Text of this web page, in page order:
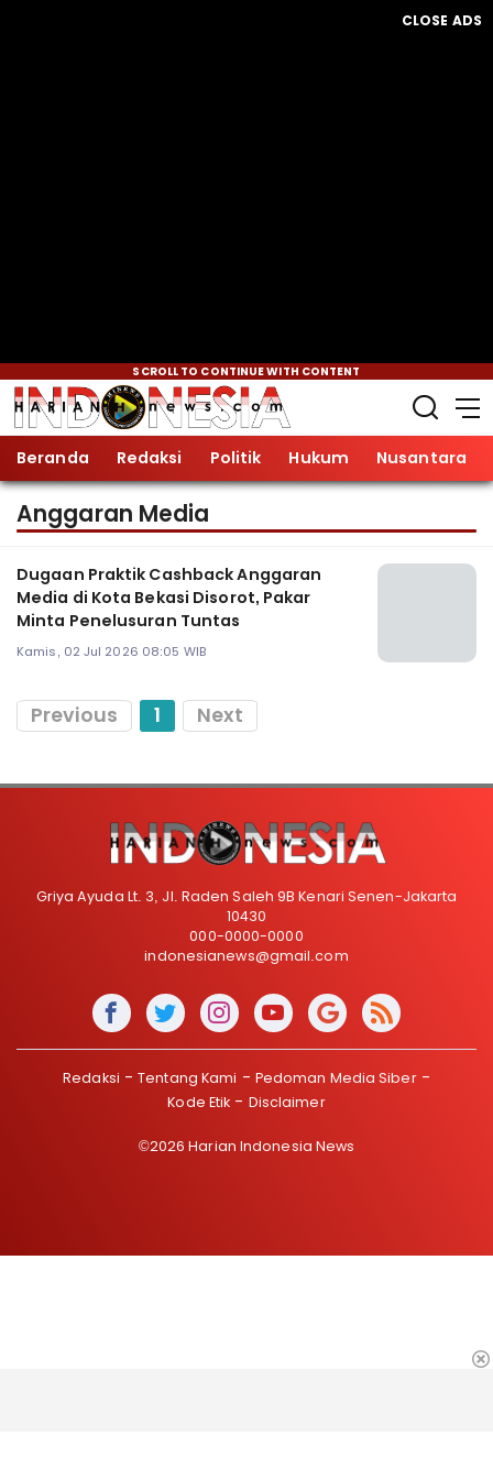
CLOSE ADS
SCROLL TO CONTINUE WITH CONTENT
Beranda Redaksi Politik Hukum Nusantara
Anggaran Media
Dugaan Praktik Cashback Anggaran
Media di Kota Bekasi Disorot, Pakar
Minta Penelusuran Tuntas
Kamis, 02 Jul 2026 08:05 WIB
Previous 1 Next
Griya Ayuda Lt. 3, Jl. Raden Saleh 9B Kenari Senen-Jakarta
10430
000-0000-0000
indonesianews@gmail.com
Redaksi Tentang Kami
Pedoman Media Siber
Kode Etik
Disclaimer
©2026 Harian Indonesia News